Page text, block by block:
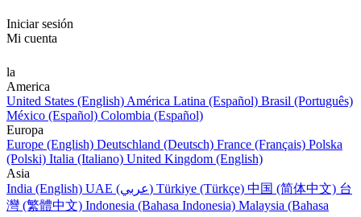
Iniciar sesión
Mi cuenta
la
America
United States (English) América Latina (Español) Brasil (Português)
México (Español) Colombia (Español)
Europa
Europe (English) Deutschland (Deutsch) France (Français) Polska
(Polski) Italia (Italiano) United Kingdom (English)
Asia
India (English)
UAE (عربي) Türkiye (Türkçe) 中国 (简体中文) 台
灣 (繁體中文) Indonesia (Bahasa Indonesia) Malaysia (Bahasa